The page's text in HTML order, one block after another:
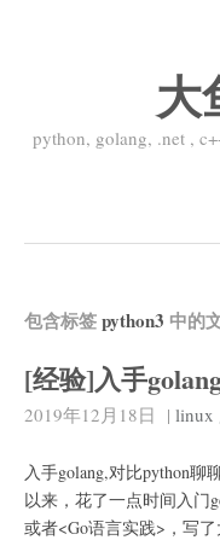
大
python, golang, .net ,
包含标签python3 中的
[经验]入手
2019年12月18日 | linux
入手golang,对比python
以来，花了一点时间入门
或者<Go语言实践>，写